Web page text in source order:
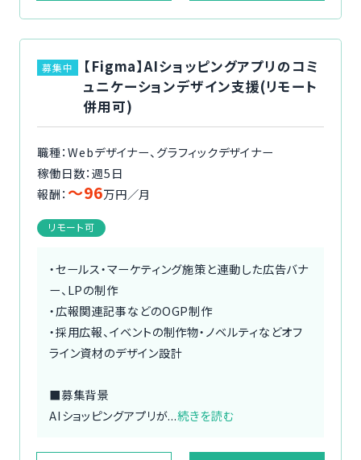
募集中
【Figma】AIショッピングアプリのコミ
ュニケーションデザイン支援(リモート
併用可)
職種：Webデザイナー、グラフィックデザイナー
稼働日数：週5日
報酬： 〜96万円／月
リモート可
・セールス・マーケティング施策と連動した広告バナ
ー、LPの制作
・広報関連記事などのOGP制作
・採用広報、イベントの制作物・ノベルティなどオフ
ライン資材のデザイン設計
■募集背景
AIショッピングアプリが...続きを読む